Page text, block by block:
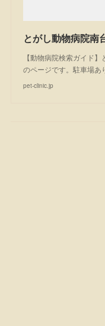
とがし動物病院南
【動物病院検索ガイド
のページです。駐車場あ
pet-clinic.jp